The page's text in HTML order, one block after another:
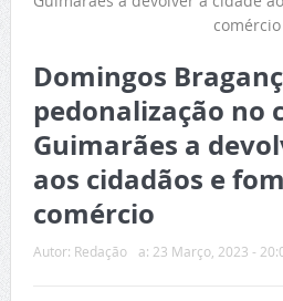
Domingos
pedonalização no
Guimarães a
aos cidadãos e
comércio
Autor: Redação a: 23 Março, 2023 -